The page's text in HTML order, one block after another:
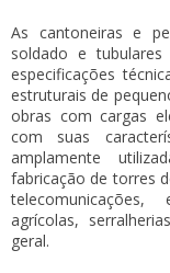
As cantoneiras e
soldado e
especificações
estruturais de
obras com cargas
com suas
amplamente
fabricação de torres
agrícolas,
geral.